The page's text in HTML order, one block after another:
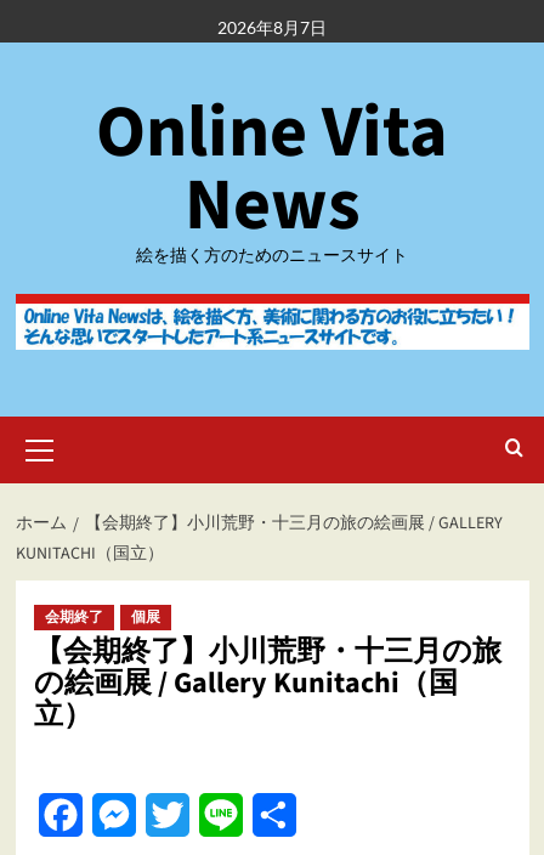
容
2026年8月7日
Online Vita
News
絵を描く方のためのニュースサイト
イ
ン
ニ
ュ
ー
ホーム
【会期終了】小川荒野・十三月の旅の絵画展 / GALLERY
KUNITACHI（国立）
会期終了 個展
【会期終了】小川荒野・十三月の旅
の絵画展 / Gallery Kunitachi（国
立）
FacebookMessenger
Twitter Line